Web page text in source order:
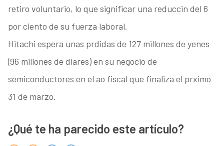
retiro voluntario, lo que significar una reduccin del 6
por ciento de su fuerza laboral.
Hitachi espera unas prdidas de 127 millones de yenes
(96 millones de dlares) en su negocio de
semiconductores en el ao fiscal que finaliza el prximo
31 de marzo.
¿Qué te ha parecido este artículo?